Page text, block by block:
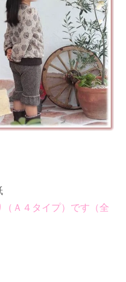
Ａ４タイプ）です（全